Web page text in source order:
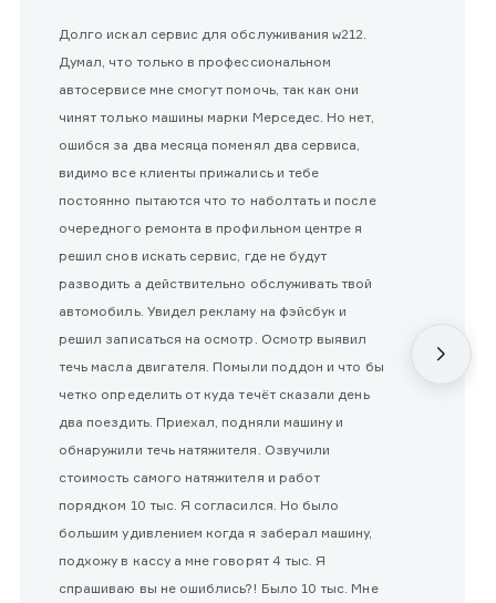
Долго искал сервис для обслуживания w212.
Думал, что только в профессиональном
автосервисе мне смогут помочь, так как они
чинят только машины марки Мерседес. Но нет,
ошибся за два месяца поменял два сервиса,
видимо все клиенты прижались и тебе
постоянно пытаются что то наболтать и после
очередного ремонта в профильном центре я
решил снов искать сервис, где не будут
разводить а действительно обслуживать твой
автомобиль. Увидел рекламу на фэйсбук и
решил записаться на осмотр. Осмотр выявил
течь масла двигателя. Помыли поддон и что бы
четко определить от куда течёт сказали день
два поездить. Приехал, подняли машину и
обнаружили течь натяжителя. Озвучили
стоимость самого натяжителя и работ
порядком 10 тыс. Я согласился. Но было
большим удивлением когда я заберал машину,
подхожу в кассу а мне говорят 4 тыс. Я
спрашиваю вы не ошиблись?! Было 10 тыс. Мне